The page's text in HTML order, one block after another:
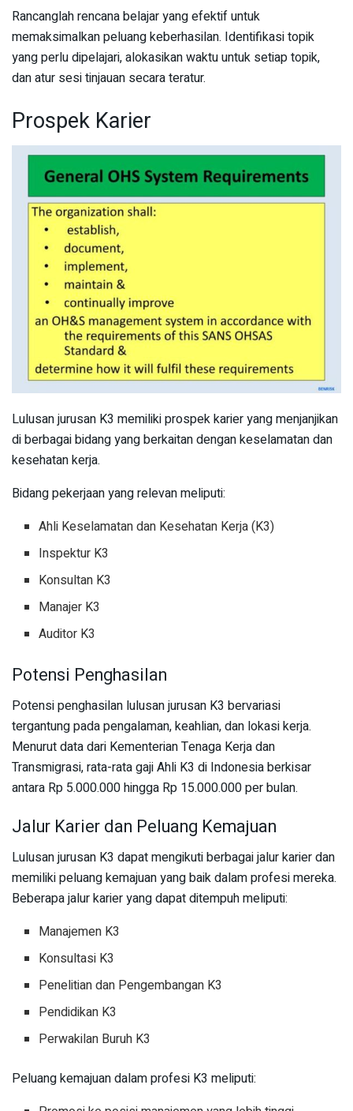
Rancanglah rencana belajar yang efektif untuk
memaksimalkan peluang keberhasilan. Identifikasi topik
yang perlu dipelajari, alokasikan waktu untuk setiap topik,
dan atur sesi tinjauan secara teratur.
Prospek Karier
Lulusan jurusan K3 memiliki prospek karier yang menjanjikan
di berbagai bidang yang berkaitan dengan keselamatan dan
kesehatan kerja.
Bidang pekerjaan yang relevan meliputi:
Ahli Keselamatan dan Kesehatan Kerja (K3)
Inspektur K3
Konsultan K3
Manajer K3
Auditor K3
Potensi Penghasilan
Potensi penghasilan lulusan jurusan K3 bervariasi
tergantung pada pengalaman, keahlian, dan lokasi kerja.
Menurut data dari Kementerian Tenaga Kerja dan
Transmigrasi, rata-rata gaji Ahli K3 di Indonesia berkisar
antara Rp 5.000.000 hingga Rp 15.000.000 per bulan.
Jalur Karier dan Peluang Kemajuan
Lulusan jurusan K3 dapat mengikuti berbagai jalur karier dan
memiliki peluang kemajuan yang baik dalam profesi mereka.
Beberapa jalur karier yang dapat ditempuh meliputi:
Manajemen K3
Konsultasi K3
Penelitian dan Pengembangan K3
Pendidikan K3
Perwakilan Buruh K3
Peluang kemajuan dalam profesi K3 meliputi: